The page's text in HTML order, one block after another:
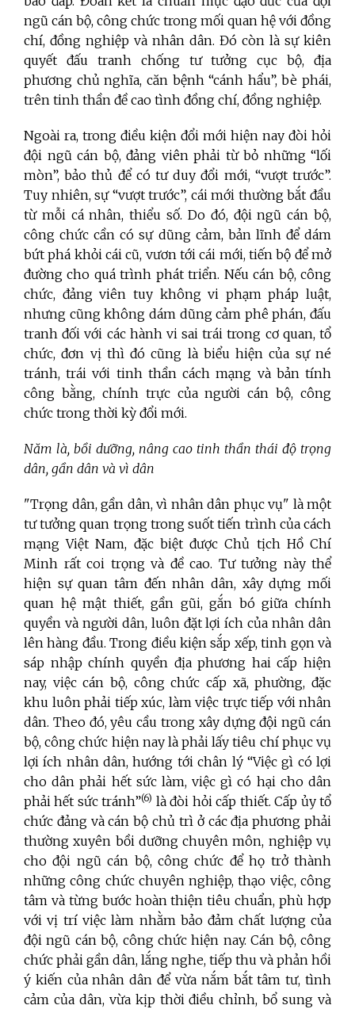
ngũ cán bộ, công chức trong mối quan hệ với đồng
chí, đồng nghiệp và nhân dân. Đó còn là sự kiên
quyết đấu tranh chống tư tưởng cục bộ, địa
phương chủ nghĩa, căn bệnh “cánh hẩu”, bè phái,
trên tinh thần đề cao tình đồng chí, đồng nghiệp.
Ngoài ra, trong điều kiện đổi mới hiện nay đòi hỏi
đội ngũ cán bộ, đảng viên phải từ bỏ những “lối
mòn”, bảo thủ để có tư duy đổi mới, “vượt trước”.
Tuy nhiên, sự “vượt trước”, cái mới thường bắt đầu
từ mỗi cá nhân, thiểu số. Do đó, đội ngũ cán bộ,
công chức cần có sự dũng cảm, bản lĩnh để dám
bứt phá khỏi cái cũ, vươn tới cái mới, tiến bộ để mở
đường cho quá trình phát triển. Nếu cán bộ, công
chức, đảng viên tuy không vi phạm pháp luật,
nhưng cũng không dám dũng cảm phê phán, đấu
tranh đối với các hành vi sai trái trong cơ quan, tổ
chức, đơn vị thì đó cũng là biểu hiện của sự né
tránh, trái với tinh thần cách mạng và bản tính
công bằng, chính trực của người cán bộ, công
chức trong thời kỳ đổi mới.
Năm là, bồi dưỡng, nâng cao tinh thần thái độ trọng
dân, gần dân và vì dân
"Trọng dân, gần dân, vì nhân dân phục vụ" là một
tư tưởng quan trọng trong suốt tiến trình của cách
mạng Việt Nam, đặc biệt được Chủ tịch Hồ Chí
Minh rất coi trọng và đề cao. Tư tưởng này thể
hiện sự quan tâm đến nhân dân, xây dựng mối
quan hệ mật thiết, gần gũi, gắn bó giữa chính
quyền và người dân, luôn đặt lợi ích của nhân dân
lên hàng đầu. Trong điều kiện sắp xếp, tinh gọn và
sáp nhập chính quyền địa phương hai cấp hiện
nay, việc cán bộ, công chức cấp xã, phường, đặc
khu luôn phải tiếp xúc, làm việc trực tiếp với nhân
dân. Theo đó, yêu cầu trong xây dựng đội ngũ cán
bộ, công chức hiện nay là phải lấy tiêu chí phục vụ
lợi ích nhân dân, hướng tới chân lý “Việc gì có lợi
cho dân phải hết sức làm, việc gì có hại cho dân
phải hết sức tránh”(6) là đòi hỏi cấp thiết. Cấp ủy tổ
chức đảng và cán bộ chủ trì ở các địa phương phải
thường xuyên bồi dưỡng chuyên môn, nghiệp vụ
cho đội ngũ cán bộ, công chức để họ trở thành
những công chức chuyên nghiệp, thạo việc, công
tâm và từng bước hoàn thiện tiêu chuẩn, phù hợp
với vị trí việc làm nhằm bảo đảm chất lượng của
đội ngũ cán bộ, công chức hiện nay. Cán bộ, công
chức phải gần dân, lắng nghe, tiếp thu và phản hồi
ý kiến của nhân dân để vừa nắm bắt tâm tư, tình
cảm của dân, vừa kịp thời điều chỉnh, bổ sung và